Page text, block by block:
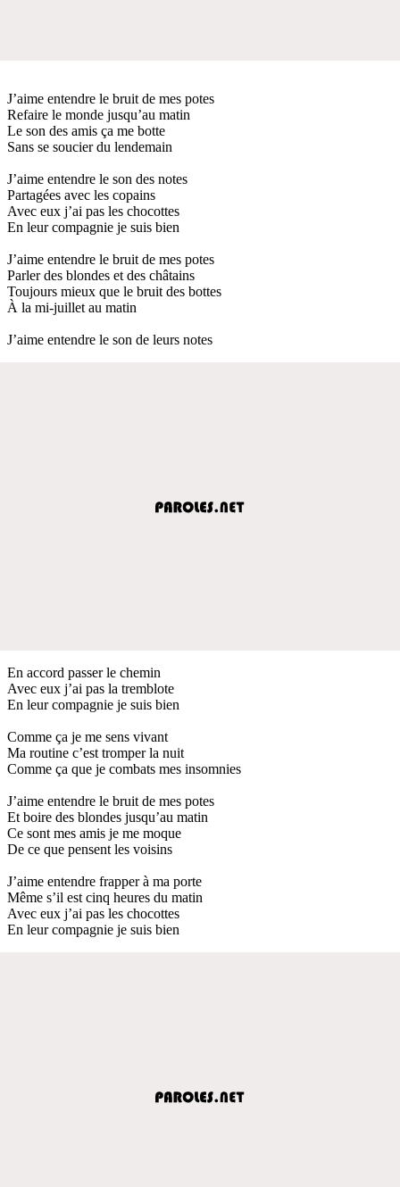
J’aime entendre le bruit de mes potes
Refaire le monde jusqu’au matin
Le son des amis ça me botte
Sans se soucier du lendemain
J’aime entendre le son des notes
Partagées avec les copains
Avec eux j’ai pas les chocottes
En leur compagnie je suis bien
J’aime entendre le bruit de mes potes
Parler des blondes et des châtains
Toujours mieux que le bruit des bottes
À la mi-juillet au matin
J’aime entendre le son de leurs notes
En accord passer le chemin
Avec eux j’ai pas la tremblote
En leur compagnie je suis bien
Comme ça je me sens vivant
Ma routine c’est tromper la nuit
Comme ça que je combats mes insomnies
J’aime entendre le bruit de mes potes
Et boire des blondes jusqu’au matin
Ce sont mes amis je me moque
De ce que pensent les voisins
J’aime entendre frapper à ma porte
Même s’il est cinq heures du matin
Avec eux j’ai pas les chocottes
En leur compagnie je suis bien